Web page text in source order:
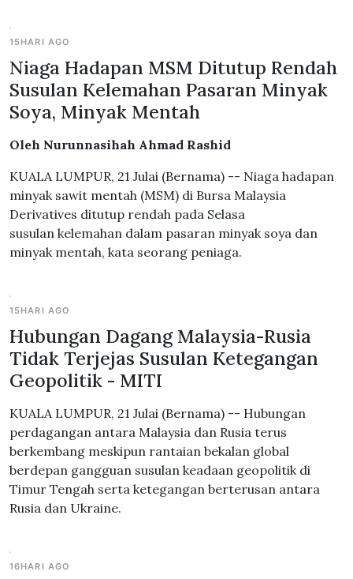
15HARI AGO
Niaga Hadapan MSM Ditutup Rendah
Susulan Kelemahan Pasaran Minyak
Soya, Minyak Mentah
Oleh Nurunnasihah Ahmad Rashid
KUALA LUMPUR, 21 Julai (Bernama) -- Niaga hadapan
minyak sawit mentah (MSM) di Bursa Malaysia
Derivatives ditutup rendah pada Selasa
susulan kelemahan dalam pasaran minyak soya dan
minyak mentah, kata seorang peniaga.
15HARI AGO
Hubungan Dagang Malaysia-Rusia
Tidak Terjejas Susulan Ketegangan
Geopolitik - MITI
KUALA LUMPUR, 21 Julai (Bernama) -- Hubungan
perdagangan antara Malaysia dan Rusia terus
berkembang meskipun rantaian bekalan global
berdepan gangguan susulan keadaan geopolitik di
Timur Tengah serta ketegangan berterusan antara
Rusia dan Ukraine.
16HARI AGO